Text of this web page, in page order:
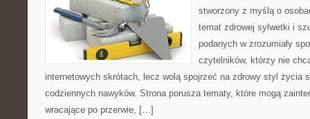
stworzony z myślą o
temat zdrowej sylwetki i
podanych w zrozumiały
czytelników, którzy nie
internetowych skrótach, lecz wolą spojrzeć na zdrowy styl życia
codziennych nawyków. Strona porusza tematy, które mogą
wracające po przerwie, […]